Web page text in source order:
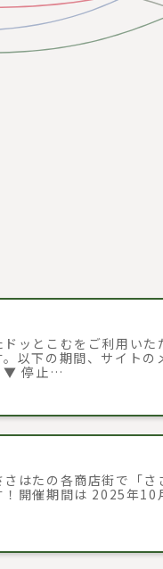
ドッとこむをご利用い
。以下の期間、サイトの
▼ 停止…
さはたの各商店街で「
！開催期間は 2025年